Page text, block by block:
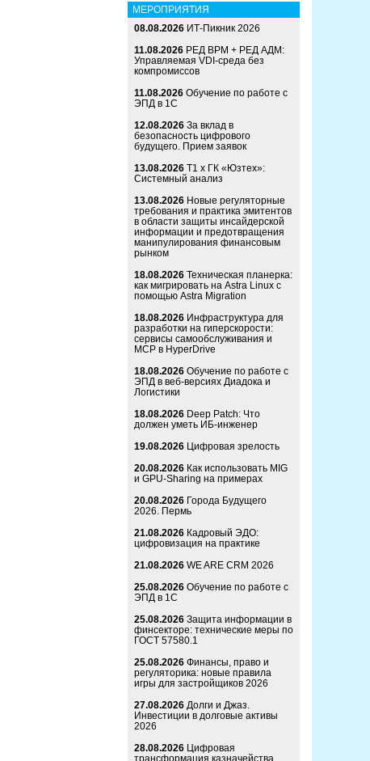
МЕРОПРИЯТИЯ
08.08.2026 ИТ-Пикник 2026
11.08.2026 РЕД ВРМ + РЕД АДМ:
Управляемая VDI-среда без
компромиссов
11.08.2026 Обучение по работе с
ЭПД в 1С
12.08.2026 За вклад в
безопасность цифрового
будущего. Прием заявок
13.08.2026 Т1 x ГК «Юзтех»:
Системный анализ
13.08.2026 Новые регуляторные
требования и практика эмитентов
в области защиты инсайдерской
информации и предотвращения
манипулирования финансовым
рынком
18.08.2026 Техническая планерка:
как мигрировать на Astra Linux с
помощью Astra Migration
18.08.2026 Инфраструктура для
разработки на гиперскорости:
сервисы самообслуживания и
MCP в HyperDrive
18.08.2026 Обучение по работе с
ЭПД в веб-версиях Диадока и
Логистики
18.08.2026 Deep Patch: Что
должен уметь ИБ-инженер
19.08.2026 Цифровая зрелость
20.08.2026 Как использовать MIG
и GPU-Sharing на примерах
20.08.2026 Города Будущего
2026. Пермь
21.08.2026 Кадровый ЭДО:
цифровизация на практике
21.08.2026 WE ARE CRM 2026
25.08.2026 Обучение по работе с
ЭПД в 1С
25.08.2026 Защита информации в
финсекторе: технические меры по
ГОСТ 57580.1
25.08.2026 Финансы, право и
регуляторика: новые правила
игры для застройщиков 2026
27.08.2026 Долги и Джаз.
Инвестиции в долговые активы
2026
28.08.2026 Цифровая